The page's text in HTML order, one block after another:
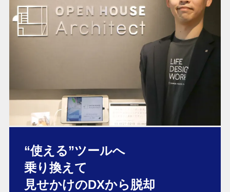
“使える”ツールへ
乗り換えて
見せかけのDXから脱却